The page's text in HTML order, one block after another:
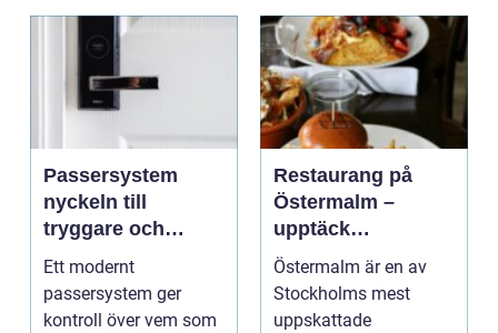
Passersystem
nyckeln till
tryggare och
smidigare tillträde
Ett modernt
passersystem ger
kontroll över vem som
Restaurang på
Östermalm –
upptäck
matupplevelser i
en av Stockholms
mest attraktiva
Östermalm är en av
Stockholms mest
uppskattade